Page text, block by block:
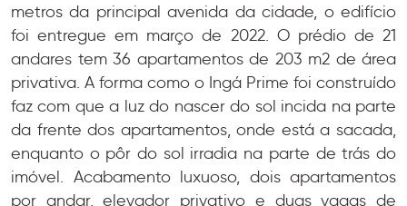
metros da principal avenida da cidade, o edifício
foi entregue em março de 2022. O prédio de 21
andares tem 36 apartamentos de 203 m2 de área
privativa. A forma como o Ingá Prime foi construído
faz com que a luz do nascer do sol incida na parte
da frente dos apartamentos, onde está a sacada,
enquanto o pôr do sol irradia na parte de trás do
imóvel. Acabamento luxuoso, dois apartamentos
por andar, elevador privativo e duas vagas de